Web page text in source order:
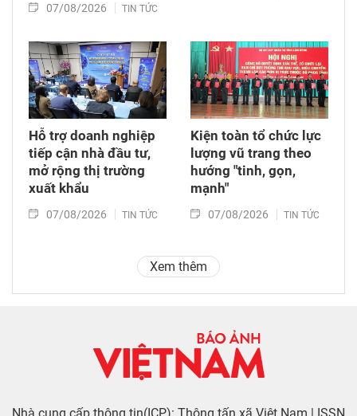
07/08/2026 TIN TỨC
Hỗ trợ doanh nghiệp
tiếp cận nhà đầu tư,
mở rộng thị trường
xuất khẩu
07/08/2026 TIN TỨC
Kiện toàn tổ chức lực
lượng vũ trang theo
hướng "tinh, gọn,
mạnh"
07/08/2026 TIN TỨC
Xem thêm